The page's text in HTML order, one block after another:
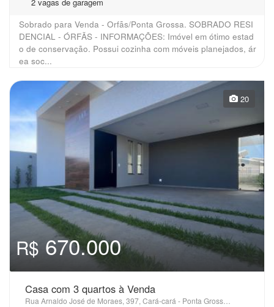
Sobrado para Venda - Orfãs/Ponta Grossa. SOBRADO RESI
DENCIAL - ÓRFÃS - INFORMAÇÕES: Imóvel em ótimo estad
o de conservação. Possui cozinha com móveis planejados, ár
ea soc...
20
R$670.000
Casa com 3 quartos à Venda
Rua Arnaldo José de Moraes, 397, Cará-cará - Ponta Grossa, PR